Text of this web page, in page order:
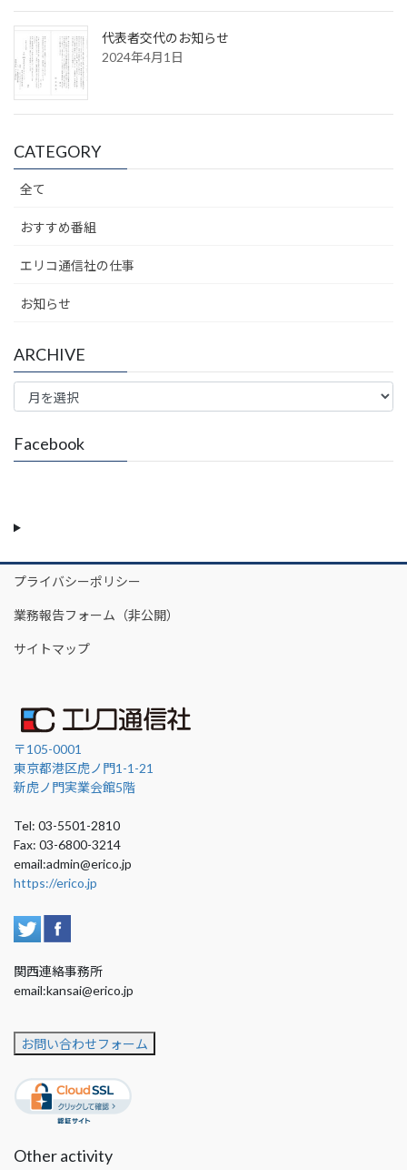
代表者交代のお知らせ
2024年4月1日
CATEGORY
全て
おすすめ番組
エリコ通信社の仕事
お知らせ
ARCHIVE
ARCHIVE
Facebook
プライバシーポリシー
業務報告フォーム（非公開）
サイトマップ
〒105-0001
東京都港区虎ノ門1-1-21
新虎ノ門実業会館5階
Tel: 03-5501-2810
Fax: 03-6800-3214
email:admin@erico.jp
https://erico.jp
関西連絡事務所
email:kansai@erico.jp
お問い合わせフォーム
Other activity